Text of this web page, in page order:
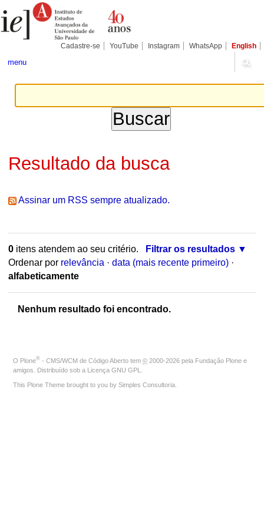
para
conteúdo.
Pessoais
Cadastre-se YouTube Instagram WhatsApp English
menu
Resultado da busca
Assinar um RSS sempre atualizado.
0itens atendem ao seu critério.
Filtrar os resultados
Ordenar por relevância · data (mais recente primeiro) ·
alfabeticamente
Nenhum resultado foi encontrado.
O Plone® - CMS/WCM de Código Aberto tem © 2000-2026 pela Fundação Plone e
amigos. Distribuído sob a Licença GNU GPL
This Plone Theme brought to you by Simples Consultoria